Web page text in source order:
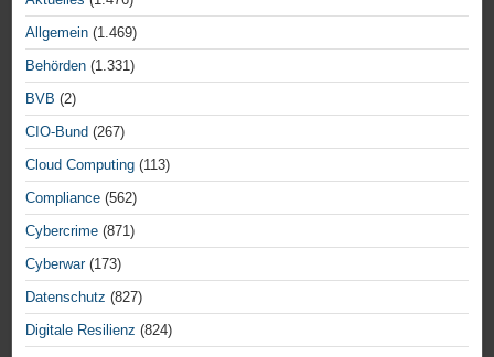
Allgemein (1.469)
Behörden (1.331)
BVB (2)
CIO-Bund (267)
Cloud Computing (113)
Compliance (562)
Cybercrime (871)
Cyberwar(173)
Datenschutz (827)
Digitale Resilienz (824)